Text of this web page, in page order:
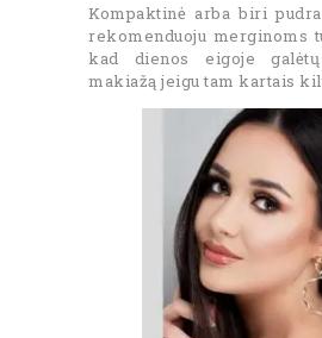
Kompaktinė arba biri
rekomenduoju merginoms
kad dienos eigoje galėtų
makiažą jeigu tam kartais